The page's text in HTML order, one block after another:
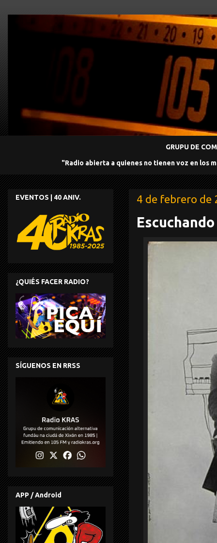
GRUPU DE
"Radio abierta a quienes no tienen voz en los
4 de febrero de
EVENTOS | 40 ANIV.
¿QUIÉS FACER RADIO?
SÍGUENOS EN RRSS
APP / Android